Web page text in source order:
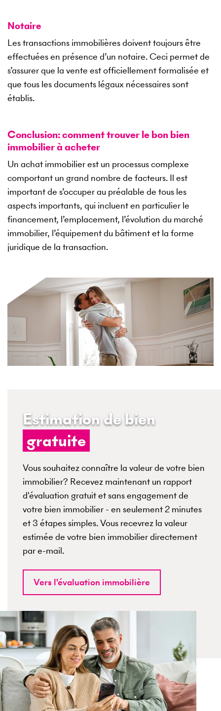
Notaire
Les transactions immobilières doivent toujours être
effectuées en présence d’un notaire. Ceci permet de
s’assurer que la vente est officiellement formalisée et
que tous les documents légaux nécessaires sont
établis.
Conclusion: comment trouver le bon bien
immobilier à acheter
Un achat immobilier est un processus complexe
comportant un grand nombre de facteurs. Il est
important de s’occuper au préalable de tous les
aspects importants, qui incluent en particulier le
financement, l’emplacement, l’évolution du marché
immobilier, l’équipement du bâtiment et la forme
juridique de la transaction.
Estimation de bien
gratuite
Vous souhaitez connaître la valeur de votre bien
immobilier? Recevez maintenant un rapport
d'évaluation gratuit et sans engagement de
votre bien immobilier - en seulement 2 minutes
et 3 étapes simples. Vous recevrez la valeur
estimée de votre bien immobilier directement
par e-mail.
Vers l'évaluation immobilière